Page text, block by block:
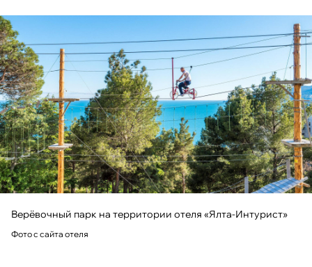
Верёвочный парк на территории отеля «Ялта-Интурист»
Фото с сайта отеля